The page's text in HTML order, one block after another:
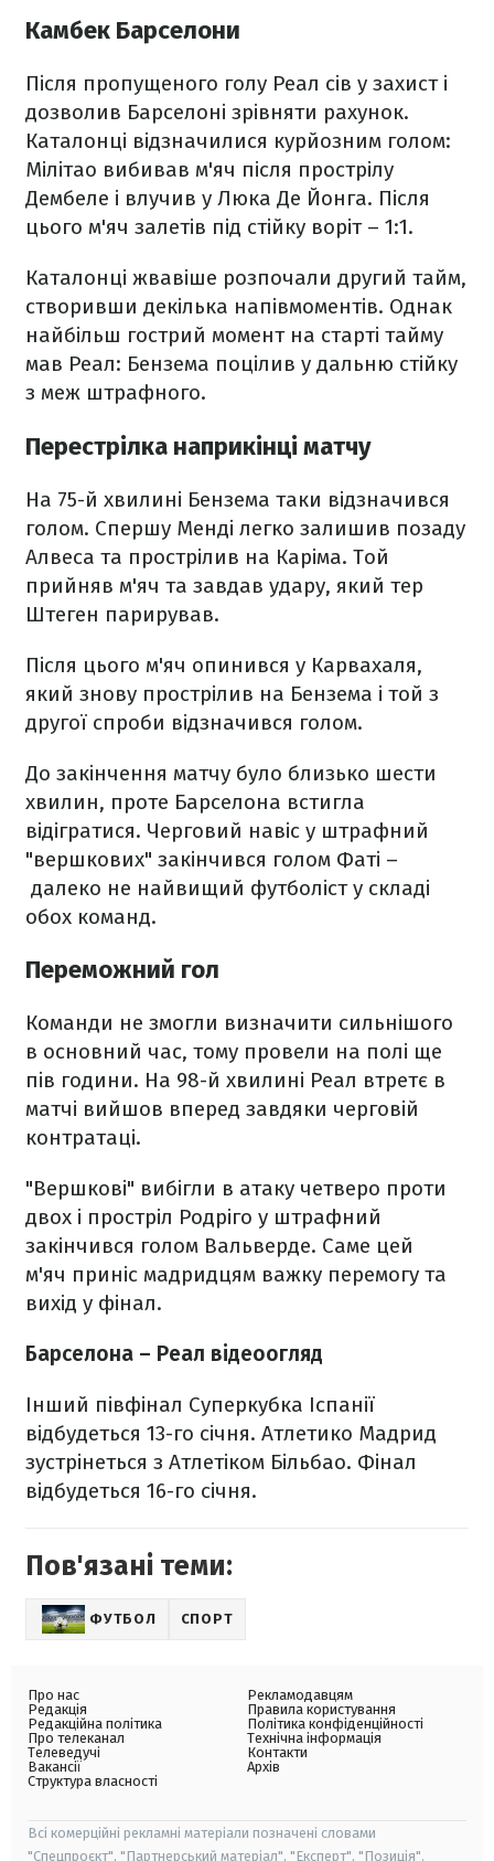
Камбек Барселони
Після пропущеного голу Реал сів у захист і
дозволив Барселоні зрівняти рахунок.
Каталонці відзначилися курйозним голом:
Мілітао вибивав м'яч після прострілу
Дембеле і влучив у Люка Де Йонга. Після
цього м'яч залетів під стійку воріт – 1:1.
Каталонці жвавіше розпочали другий тайм,
створивши декілька напівмоментів. Однак
найбільш гострий момент на старті тайму
мав Реал: Бензема поцілив у дальню стійку
з меж штрафного.
Перестрілка наприкінці матчу
На 75-й хвилині Бензема таки відзначився
голом. Спершу Менді легко залишив позаду
Алвеса та прострілив на Каріма. Той
прийняв м'яч та завдав удару, який тер
Штеген парирував.
Після цього м'яч опинився у Карвахаля,
який знову прострілив на Бензема і той з
другої спроби відзначився голом.
До закінчення матчу було близько шести
хвилин, проте Барселона встигла
відігратися. Черговий навіс у штрафний
"вершкових" закінчився голом Фаті –
далеко не найвищий футболіст у складі
обох команд.
Переможний гол
Команди не змогли визначити сильнішого
в основний час, тому провели на полі ще
пів години. На 98-й хвилині Реал втретє в
матчі вийшов вперед завдяки черговій
контратаці.
"Вершкові" вибігли в атаку четверо проти
двох і простріл Родріго у штрафний
закінчився голом Вальверде. Саме цей
м'яч приніс мадридцям важку перемогу та
вихід у фінал.
Барселона – Реал відеоогляд
Інший півфінал Суперкубка Іспанії
відбудеться 13-го січня. Атлетико Мадрид
зустрінеться з Атлетіком Більбао. Фінал
відбудеться 16-го січня.
Пов'язані теми:
ФУТБОЛ СПОРТ
Про нас
Редакція
Редакційна політика
Про телеканал
Телеведучі
Вакансії
Структура власності
Рекламодавцям
Правила користування
Політика конфіденційності
Технічна інформація
Контакти
Архів
Всі комерційні рекламні матеріали позначені словами
"Спецпроєкт", "Партнерський матеріал", "Експерт", "Позиція".